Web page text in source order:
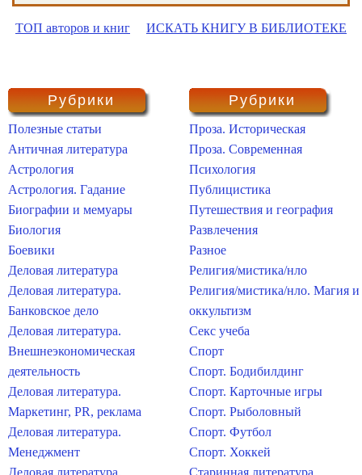
ТОП авторов и книг ИСКАТЬ КНИГУ В БИБЛИОТЕКЕ
Рубрики
Полезные статьи
Античная литература
Астрология
Астрология. Гадание
Биографии и мемуары
Биология
Боевики
Деловая литература
Деловая литература.
Банковское дело
Деловая литература.
Внешнеэкономическая
деятельность
Деловая литература.
Маркетинг, PR, реклама
Деловая литература.
Менеджмент
Деловая литература.
Рубрики
Проза. Историческая
Проза. Современная
Психология
Публицистика
Путешествия и география
Развлечения
Разное
Религия/мистика/нло
Религия/мистика/нло. Магия и
оккультизм
Секс учеба
Спорт
Спорт. Бодибилдинг
Спорт. Карточные игры
Спорт. Рыболовный
Спорт. Футбол
Спорт. Хоккей
Старинная литература